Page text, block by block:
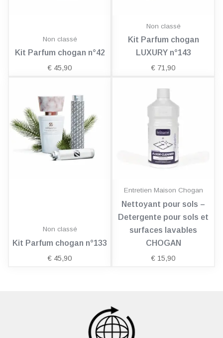
Non classé
Kit Parfum chogan n°42
€ 45,90
Non classé
Kit Parfum chogan
LUXURY n°143
€ 71,90
Non classé
Kit Parfum chogan n°133
€ 45,90
Entretien Maison Chogan
Nettoyant pour sols –
Detergente pour sols et
surfaces lavables
CHOGAN
€ 15,90